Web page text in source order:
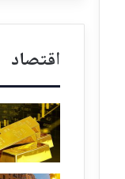
اقتصاد